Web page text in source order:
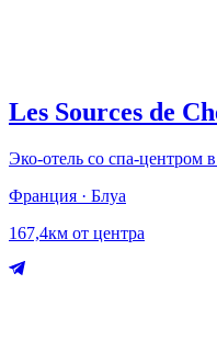
Les Sources de
Эко-отель со спа-центром
Франция · Блуа
167,4км от центра